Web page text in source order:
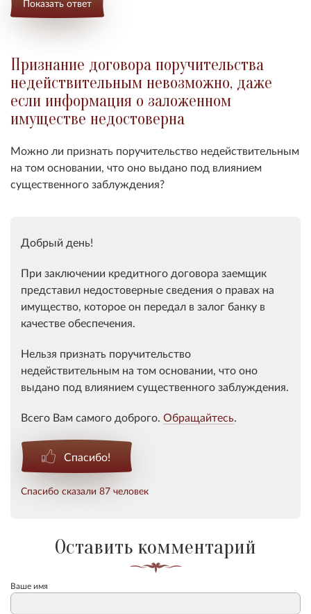
Показать ответ
Признание договора поручительства
недействительным невозможно, даже
если информация о заложенном
имуществе недостоверна
Можно ли признать поручительство недействительным
на том основании, что оно выдано под влиянием
существенного заблуждения?
Добрый день!
При заключении кредитного договора заемщик
представил недостоверные сведения о правах на
имущество, которое он передал в залог банку в
качестве обеспечения.
Нельзя признать поручительство
недействительным на том основании, что оно
выдано под влиянием существенного заблуждения.
Всего Вам самого доброго. Обращайтесь.
Спасибо!
Спасибо сказали 87 человек
Оставить комментарий
Ваше имя